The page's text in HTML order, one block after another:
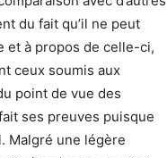
du fait qu’il ne peut
et à propos de celle-ci,
ceux soumis aux
point de vue des
ses preuves puisque
Malgré une légère